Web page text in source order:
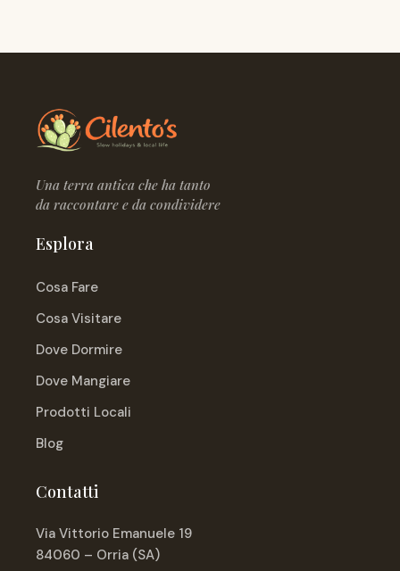
Una terra antica che ha tanto
da raccontare e da condividere
Esplora
Cosa Fare
Cosa Visitare
Dove Dormire
Dove Mangiare
Prodotti Locali
Blog
Contatti
Via Vittorio Emanuele 19
84060 – Orria (SA)